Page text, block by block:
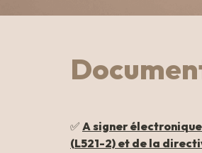
✅ A signer
(L521-2) et de la